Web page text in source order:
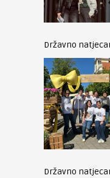
Državno
Državno